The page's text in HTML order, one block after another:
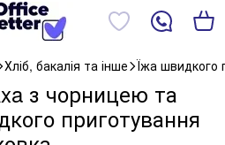
Хліб, бакалія та інше Їжа швидкого
з чорницею та
приготування